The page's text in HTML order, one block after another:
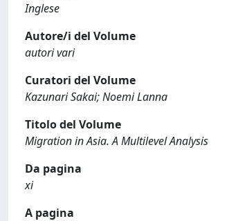
Inglese
Autore/i del Volume
autori vari
Curatori del Volume
Kazunari Sakai; Noemi Lanna
Titolo del Volume
Migration in Asia. A Multilevel Analysis
Da pagina
xi
A pagina